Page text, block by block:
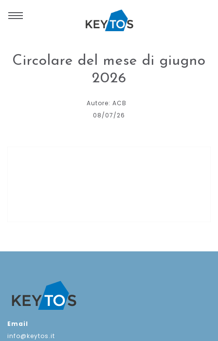
Circolare del mese di giugno
2026
Autore: ACB
08/07/26
Email
info@keytos.it